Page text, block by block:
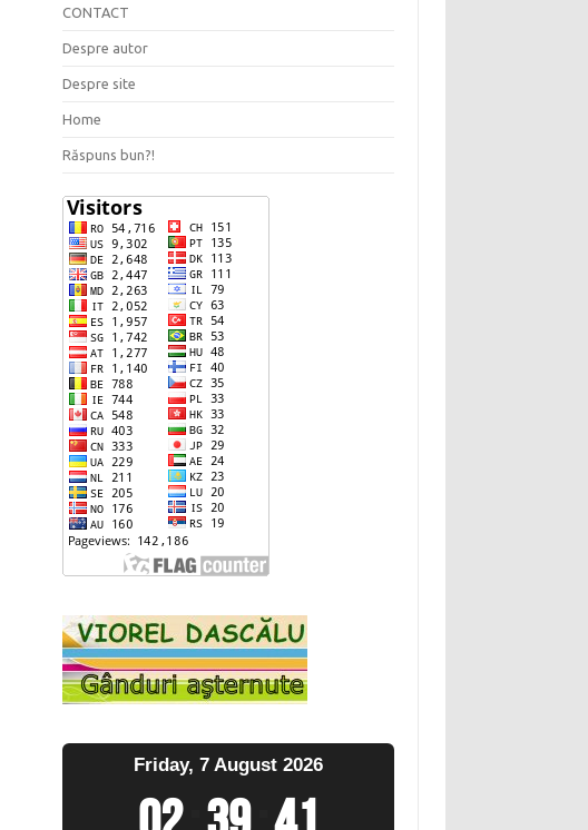
CONTACT
Despre autor
Despre site
Home
Răspuns bun?!
Friday, 7 August 2026